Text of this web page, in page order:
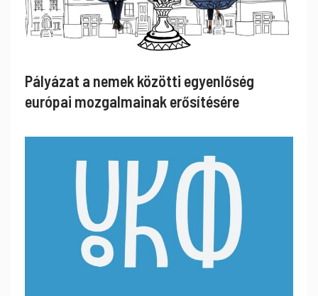
Pályázat a nemek közötti egyenlőség
európai mozgalmainak erősítésére